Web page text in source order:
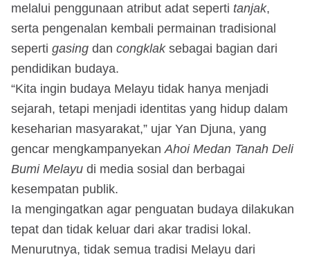
melalui penggunaan atribut adat seperti tanjak,
serta pengenalan kembali permainan tradisional
seperti gasing dan congklaksebagai bagian dari
pendidikan budaya.
“Kita ingin budaya Melayu tidak hanya menjadi
sejarah, tetapi menjadi identitas yang hidup dalam
keseharian masyarakat,” ujar Yan Djuna, yang
gencar mengkampanyekan Ahoi Medan Tanah Deli
Bumi Melayu di media sosial dan berbagai
kesempatan publik.
Ia mengingatkan agar penguatan budaya dilakukan
tepat dan tidak keluar dari akar tradisi lokal.
Menurutnya, tidak semua tradisi Melayu dari